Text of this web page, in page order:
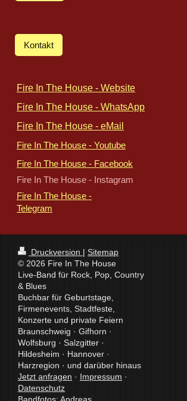
Kontakt
Fire In The House - Website
Fire In The House - WhatsApp
Fire In The House - eMail
Fire In The House - Youtube
Fire In The House - Facebook
Fire In The House - Instagram
Fire In The House -
Telegram
Druckversion | Sitemap
© 2026 Fire In The House
Live-Band für Rock, Pop, Country
& Blues
Buchbar für Geburtstage,
Firmenevents, Stadtfeste,
Konzerte und private Feiern
Braunschweig · Gifhorn ·
Wolfsburg · Salzgitter ·
Hildesheim · Hannover ·
Harzregion · und darüber hinaus
Jetzt anfragen · Impressum ·
Datenschutz